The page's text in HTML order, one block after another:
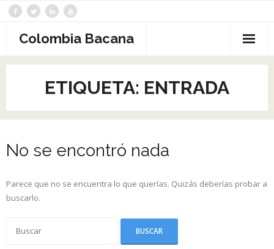
Saltar
contenidoColombia Bacana
ETIQUETA: ENTRADA
No se encontró nada
Parece que no se encuentra lo que querías. Quizás deberías probar a
buscarlo.